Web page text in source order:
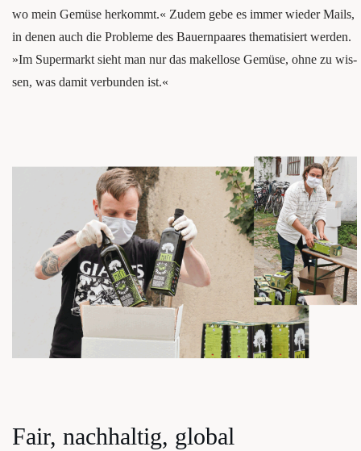
wo mein Gemü­se her­kommt.« Zudem gebe es immer wie­der Mails,
in denen auch die Pro­ble­me des Bau­ern­paa­res the­ma­ti­siert wer­den.
»Im Super­markt sieht man nur das makel­lo­se Gemü­se, ohne zu wis­
sen, was damit ver­bun­den ist.«
Fair, nach­hal­tig, global